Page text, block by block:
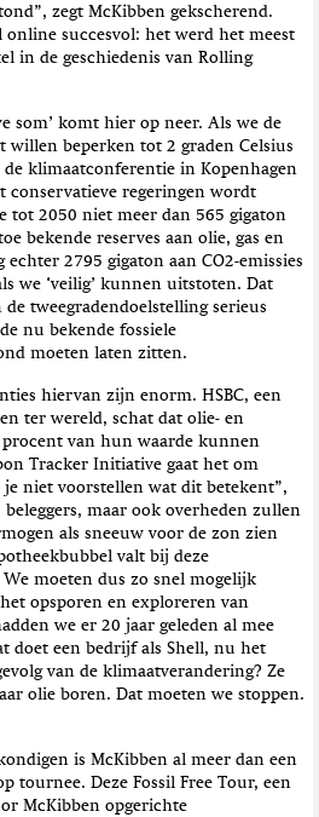
zegt McKibben gekscherend.
succesvol: het werd het meest
in de geschiedenis van Rolling
som’ komt hier op neer. Als we de
beperken tot 2 graden Celsius
de klimaatconferentie in Kopenhagen
conservatieve regeringen wordt
tot 2050 niet meer dan 565 gigaton
bekende reserves aan olie, gas en
2795 gigaton aan CO2-emissies
we ‘veilig’ kunnen uitstoten. Dat
tweegradendoelstelling serieus
nu bekende fossiele
moeten laten zitten.
hiervan zijn enorm. HSBC, een
ter wereld, schat dat olie- en
van hun waarde kunnen
Tracker Initiative gaat het om
niet voorstellen wat dit betekent”,
maar ook overheden zullen
als sneeuw voor de zon zien
valt bij deze
moeten dus zo snel mogelijk
opsporen en exploreren van
we er 20 jaar geleden al mee
doet een bedrijf als Shell, nu het
van de klimaatverandering? Ze
olie boren. Dat moeten we stoppen.
is McKibben al meer dan een
tournee. Deze Fossil Free Tour, een
McKibben opgerichte